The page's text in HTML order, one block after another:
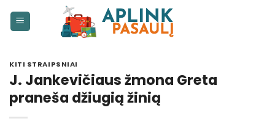
KITI STRAIPSNIAI
J. Jankevičiaus žmona Greta
praneša džiugią žinią